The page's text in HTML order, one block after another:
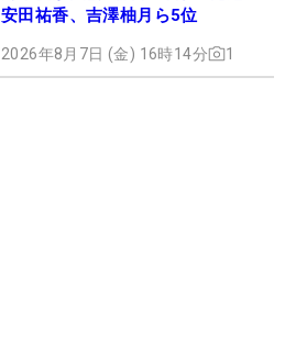
安田祐香、吉澤柚月ら5位
2026年8月7日 (金) 16時14分 1